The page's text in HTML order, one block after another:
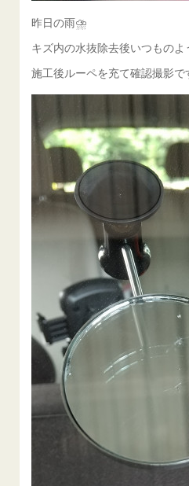
昨日の雨⛈️
キズ内の水抜除去後いつもの
施工後ルーペを充て確認撮影で